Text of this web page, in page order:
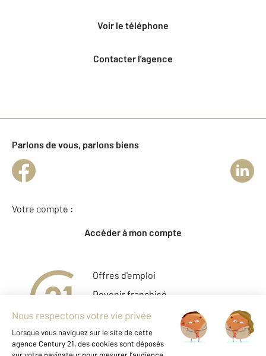
voir le téléphone
Contacter l'agence
Parlons de vous, parlons biens
Votre compte :
Accéder à mon compte
Offres d'emploi
Devenir franchisé
Entreprise et commerce
Fine Homes & Estates